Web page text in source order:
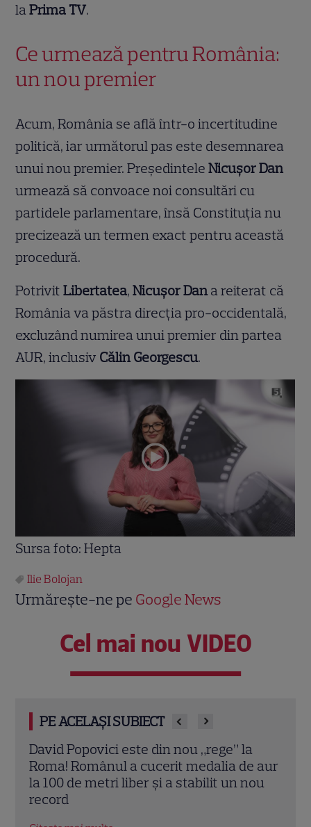
laPrima TV.
Ce urmează pentru România:
un nou premier
Acum, România se află într-o incertitudine
politică, iar următorul pas este desemnarea
unui nou premier. PreședinteleNicușor Dan
urmează să convoace noi consultări cu
partidele parlamentare, însă Constituția nu
precizează un termen exact pentru această
procedură.
PotrivitLibertatea,Nicușor Dan a reiterat că
România va păstra direcția pro-occidentală,
excluzând numirea unui premier din partea
AUR, inclusiv Călin Georgescu.
Sursa foto: Hepta
Ilie Bolojan
Urmărește-ne pe Google News
Cel mai nou VIDEO
PE ACELAȘI SUBIECT
Popovici este din nou „rege” la
Românul a cucerit medalia de aur
de metri liber și a stabilit un nou
Gaby
devastator
mi-a arătat